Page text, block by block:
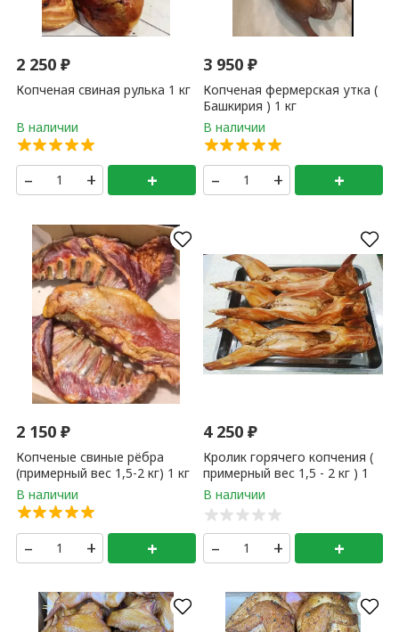
2 250₽
Копченая свиная рулька 1 кг
– + +
3 950₽
Копченая фермерская утка (
Башкирия ) 1 кг
– + +
2 150₽
Копченые свиные рёбра
(примерный вес 1,5-2 кг) 1 кг
– + +
4 250₽
Кролик горячего копчения (
примерный вес 1,5 - 2 кг ) 1
кг
– + +